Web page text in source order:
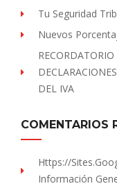
Tu Seguridad
Nuevos
DEL IVA
COMENTARIOS
Https://
Información